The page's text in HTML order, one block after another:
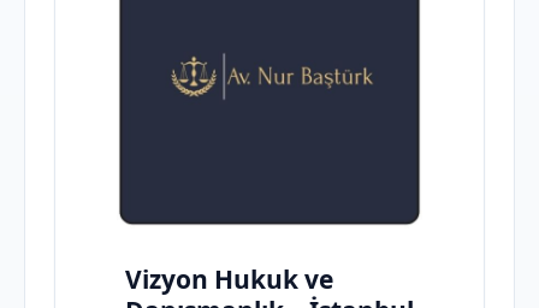
Vizyon Hukuk ve